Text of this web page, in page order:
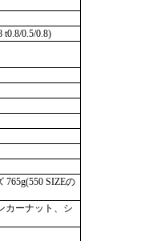
0.5/0.8)
SIZEの
カーナット、シ